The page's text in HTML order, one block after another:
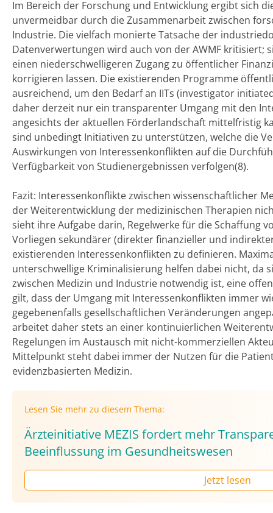
Im Bereich der Forschung und Entwicklung ergibt sich
unvermeidbar durch die Zusammenarbeit zwischen
Industrie. Die vielfach monierte Tatsache der
Datenverwertungen wird auch von der AWMF kritisiert;
einen niederschwelligeren Zugang zu öffentlicher
korrigieren lassen. Die existierenden Programme
ausreichend, um den Bedarf an IITs (investigator
daher derzeit nur ein transparenter Umgang mit den
angesichts der aktuellen Förderlandschaft mittelfristig
sind unbedingt Initiativen zu unterstützen, welche die
Auswirkungen von Interessenkonflikten auf die
Verfügbarkeit von Studienergebnissen verfolgen(8).
Fazit: Interessenkonflikte zwischen wissenschaftlicher
der Weiterentwicklung der medizinischen Therapien
sieht ihre Aufgabe darin, Regelwerke für die Schaffung
Vorliegen sekundärer (direkter finanzieller und
existierenden Interessenkonflikten zu definieren.
unterschwellige Kriminalisierung helfen dabei nicht, da
zwischen Medizin und Industrie notwendig ist, eine
gilt, dass der Umgang mit Interessenkonflikten immer
gegebenenfalls gesellschaftlichen Veränderungen
arbeitet daher stets an einer kontinuierlichen
Regelungen im Austausch mit nicht-kommerziellen
Mittelpunkt steht dabei immer der Nutzen für die
evidenzbasierten Medizin.
Lesen Sie mehr zu diesem Thema:
Ärzteinitiative MEZIS fordert mehr
Beeinflussung im Gesundheitswesen
Jetzt lesen